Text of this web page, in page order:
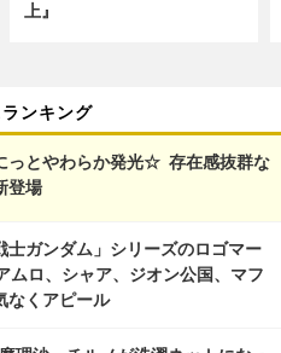
上』
ンキング
っとやわらか発光☆ 存在感抜群な
登場
士ガンダム」シリーズのロゴマー
ムロ、シャア、ジオン公国、マフ
なくアピール